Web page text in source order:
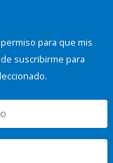
para que mis
suscribirme para